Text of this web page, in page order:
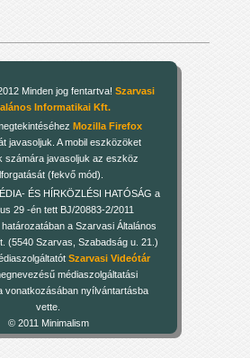
Minden jog fentartva! Szarvasi
Informatikai Kft.
Mozilla Firefox
javasoljuk. A mobil eszközöket
számára javasoljuk az eszköz
(fekvő mód).
ÉS HÍRKÖZLÉSI HATÓSÁG a
29 -én tett BJ/20883-2/2011
a Szarvasi Általános
(5540 Szarvas, Szabadság u. 21.)
Szarvasi Videótár
médiaszolgáltatási
vonatkozásában nyílvántartásba
vette.
© 2011 Minimalism